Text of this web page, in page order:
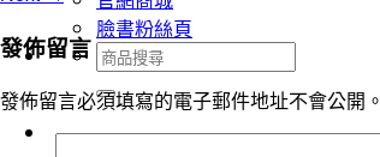
臉書粉絲頁
搜
尋
關
鍵
發佈留言
發佈留言必須填寫的電子郵件地址不會公開。